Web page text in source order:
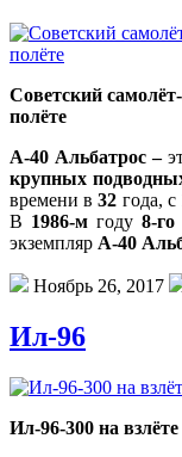
Советский
полёте
А-40 Альбатрос –
крупных
времени в32 года, с
В 1986-м году 8-го
экземпляр А-40
Ноябрь 26, 2017
Ил-96
Ил-96-300 на взлёте